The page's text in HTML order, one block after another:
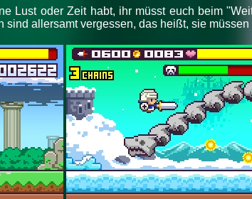
Lust oder Zeit habt, ihr müsst euch beim
allersamt vergessen, das heißt, sie